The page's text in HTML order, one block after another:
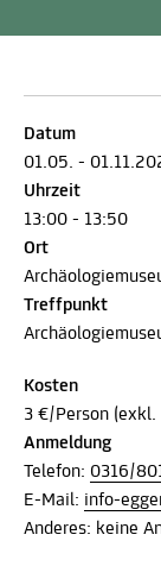
Datum
01.05. -
Uhrzeit
13:00 - 13:50
Ort
Treffpunkt
Kosten
3 €/Person
Anmeldung
Telefon: 0316/
E-Mail: info-
Anderes: keine